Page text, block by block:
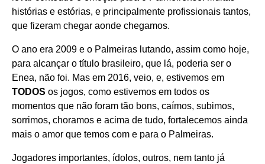
histórias e estórias, e principalmente profissionais tantos,
que fizeram chegar aonde chegamos.
O ano era 2009 e o Palmeiras lutando, assim como hoje,
para alcançar o título brasileiro, que lá, poderia ser o
Enea, não foi. Mas em 2016, veio, e, estivemos em
TODOS os jogos, como estivemos em todos os
momentos que não foram tão bons, caímos, subimos,
sorrimos, choramos e acima de tudo, fortalecemos ainda
mais o amor que temos com e para o Palmeiras.
Jogadores importantes, ídolos, outros, nem tanto já